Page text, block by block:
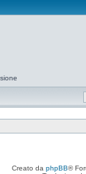
Creato da phpBB®